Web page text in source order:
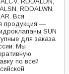
RDDALWN,
Вся
продукция —
SUN
для заказа
Мы
по всей